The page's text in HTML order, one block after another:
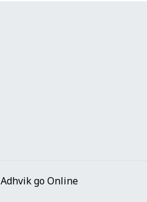
Adhvik go Online